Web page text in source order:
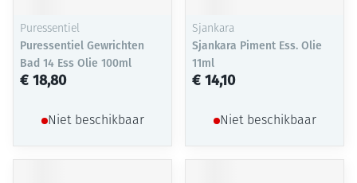
Puressentiel
Puressentiel Gewrichten
Bad 14 Ess Olie 100ml
€ 18,80
Niet beschikbaar
Sjankara
Sjankara Piment Ess. Olie
11ml
€ 14,10
Niet beschikbaar